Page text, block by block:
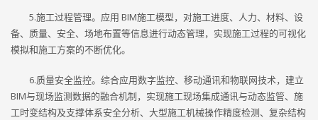
5.施工过程管理。应用 BIM施工模型，对施工进度、人力、材料、设
备、质量、安全、场地布置等信息进行动态管理，实现施工过程的可视化
模拟和施工方案的不断优化。
6.质量安全监控。综合应用数字监控、移动通讯和物联网技术，建立
BIM与现场监测数据的融合机制，实现施工现场集成通讯与动态监管、施
工时变结构及支撑体系安全分析、大型施工机械操作精度检测、复杂结构